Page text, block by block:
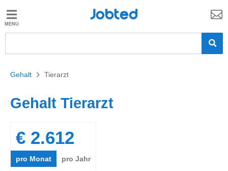
Jobted
Gehalt
Jobted
Gehalt > Tierarzt
Gehalt Tierarzt
€ 2.612
pro Monat pro Jahr